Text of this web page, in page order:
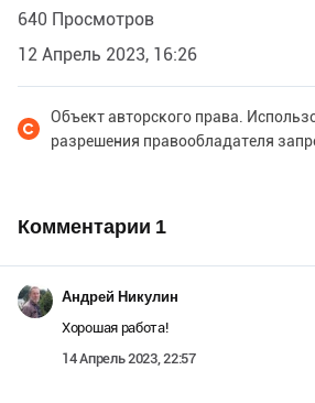
640 Просмотров
12 Апрель 2023, 16:26
Объект авторского права.
разрешения правообладателя
Комментарии 1
Андрей Никулин
Хорошая работа!
14 Апрель 2023, 22:57